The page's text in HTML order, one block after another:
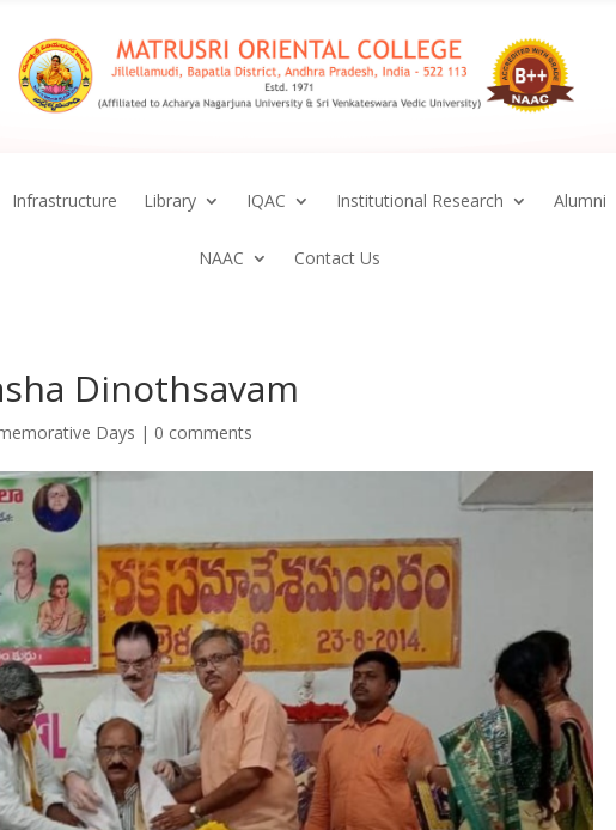
Infrastructure Library IQAC Institutional Research Alumni
NAAC Contact Us
Dinothsavam
Days | 0 comments